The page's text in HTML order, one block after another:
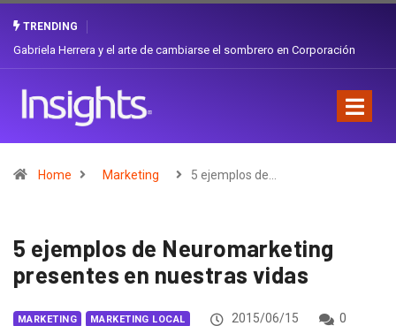
TRENDING
Gabriela Herrera y el arte de cambiarse el sombrero en Corporación
Home Marketing 5 ejemplos de…
5 ejemplos de Neuromarketing
presentes en nuestras vidas
MARKETING MARKETING LOCAL 2015/06/15
0